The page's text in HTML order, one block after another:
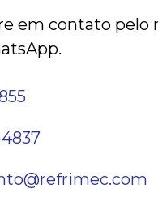
em contato pelo